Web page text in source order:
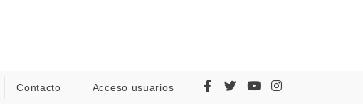
Contacto Acceso usuarios